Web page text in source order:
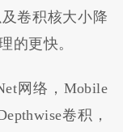
卷积核大小降
的更快。
网络，Mobile
卷积，